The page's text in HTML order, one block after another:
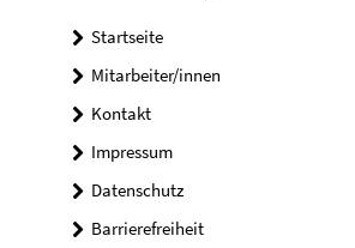
Startseite
Mitarbeiter/innen
Kontakt
Impressum
Datenschutz
Barrierefreiheit